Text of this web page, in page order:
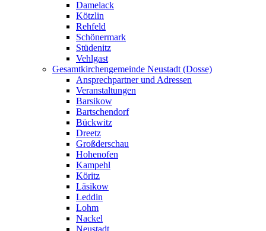
Damelack
Kötzlin
Rehfeld
Schönermark
Stüdenitz
Vehlgast
Gesamtkirchengemeinde Neustadt (Dosse)
Ansprechpartner und Adressen
Veranstaltungen
Barsikow
Bartschendorf
Bückwitz
Dreetz
Großderschau
Hohenofen
Kampehl
Köritz
Läsikow
Leddin
Lohm
Nackel
Neustadt